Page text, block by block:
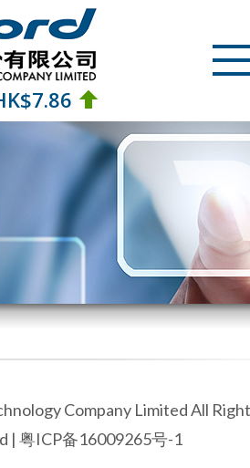
7.86
Company Limited All
| 粤ICP备16009265号-1